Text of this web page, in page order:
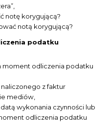
notę korygującą?
notą korygującą?
podatku
moment odliczenia podatku
z faktur
mediów,
wykonania czynności lub
odliczenia podatku